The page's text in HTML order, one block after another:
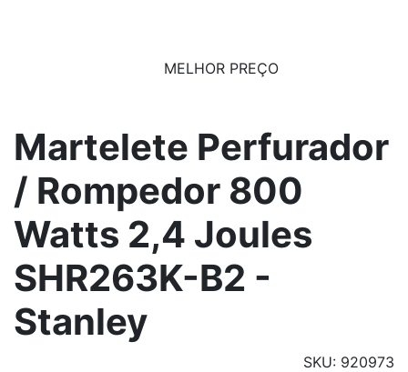
MELHOR PREÇO
Martelete Perfurador
/ Rompedor 800
Watts 2,4 Joules
SHR263K-B2 -
Stanley
SKU: 920973